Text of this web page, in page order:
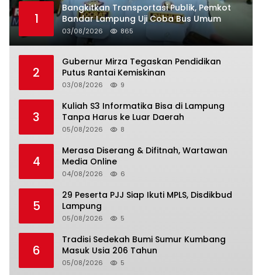
1
Bangkitkan Transportasi Publik, Pemkot
Bandar Lampung Uji Coba Bus Umum
03/08/2026 865
2
Gubernur Mirza Tegaskan Pendidikan
Putus Rantai Kemiskinan
03/08/2026 9
3
Kuliah S3 Informatika Bisa di Lampung
Tanpa Harus ke Luar Daerah
05/08/2026 8
4
Merasa Diserang & Difitnah, Wartawan
Media Online
04/08/2026 6
5
29 Peserta PJJ Siap Ikuti MPLS, Disdikbud
Lampung
05/08/2026 5
6
Tradisi Sedekah Bumi Sumur Kumbang
Masuk Usia 206 Tahun
05/08/2026 5